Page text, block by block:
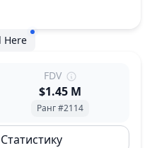
Here
FDV
$1.45 M
Ранг #2114